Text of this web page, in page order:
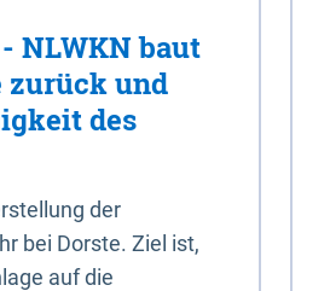
NLWKN baut
zurück und
des
der
bei Dorste. Ziel ist,
auf die